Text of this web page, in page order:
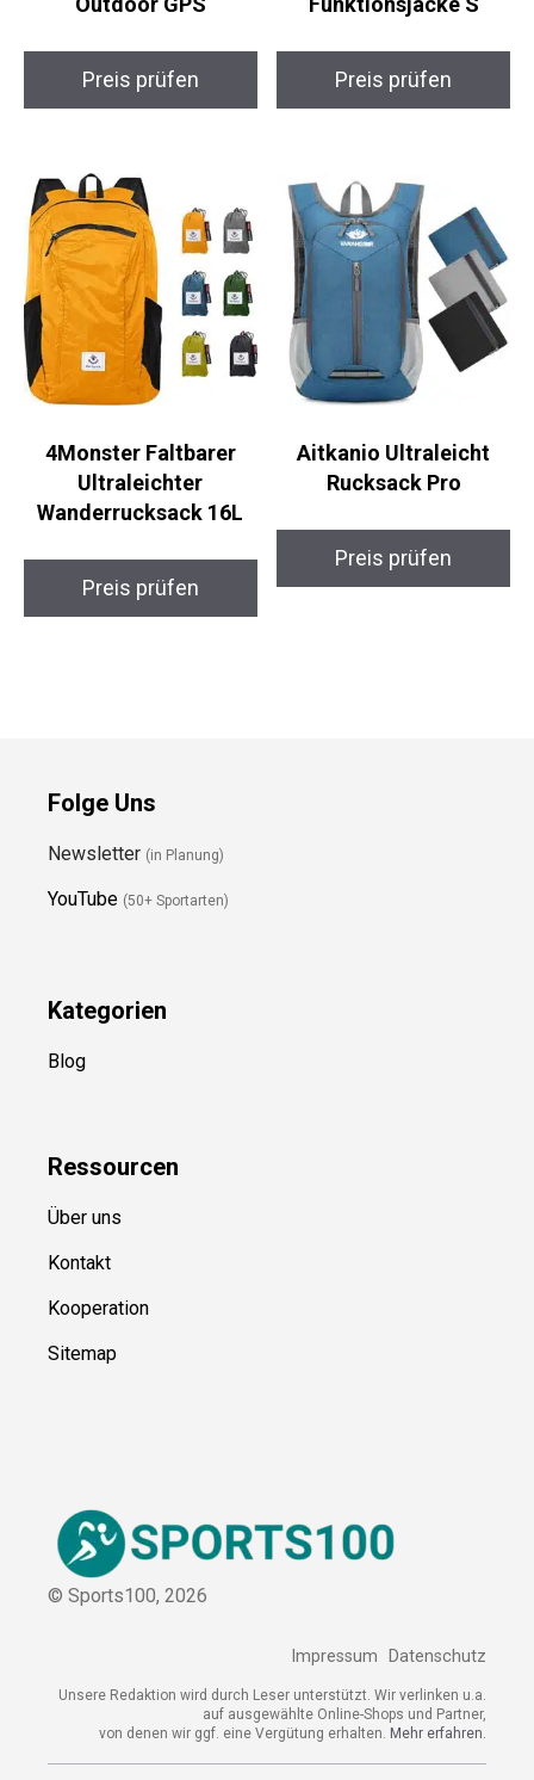
TwoNav Cross Plus
MoFiz AlpinPro
4Monster Faltbarer
Ultraleichter
Preis prüfen
Aitkanio Ultraleicht
Preis prüfen
Newsletter
Ressource
Über uns
Kontakt
Kooperation
Impressum Datenschutz
Unsere Redaktion wird durch Leser unterstützt. Wir verlinken
u.a. auf ausgewählte Online-Shops und Partner,
von denen wir ggf. eine Vergütung erhalten.Mehr erfahren.